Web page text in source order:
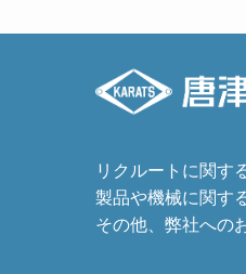
リクルートに関す
製品や機械に関す
その他、弊社への